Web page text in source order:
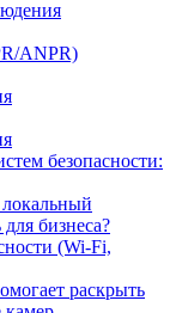
ANPR)
безопасности:
бизнеса?
(Wi-Fi,
раскрыть